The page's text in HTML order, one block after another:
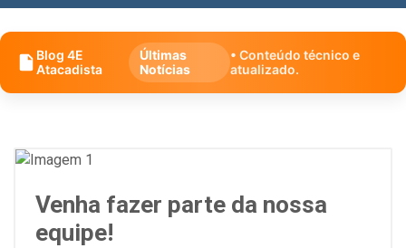
Blog 4E
Atacadista
Últimas
Notícias
• Conteúdo técnico e
atualizado.
Venha fazer parte da nossa
equipe!